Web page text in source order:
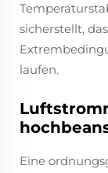
sicherstellt,
laufen.
Eine